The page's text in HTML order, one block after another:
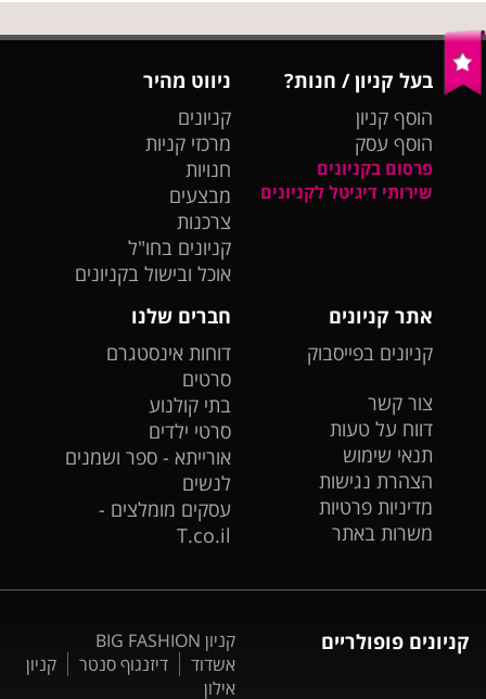
בעל קניון / חנות?
הוסף קניון
הוסף עסק
פרסום בקניונים
שירותי דיגיטל לקניונים
ניווט מהיר
קניונים
מרכזי קניות
חנויות
מבצעים
צרכנות
קניונים בחו"ל
אוכל ובישול בקניונים
אתר קניונים
קניונים בפייסבוק
צור קשר
דווח על טעות
תנאי שימוש
הצהרת נגישות
מדיניות פרטיות
משרות באתר
חברים שלנו
דוחות אינסטגרם
סרטים
בתי קולנוע
סרטי ילדים
אורייתא - ספר ושמנים
לנשים
עסקים מומלצים -
T.co.il
קניונים פופולריים
קניון BIG FASHION
אשדוד
דיזנגוף סנטר
קניון
אילון